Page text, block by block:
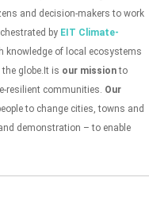
and decision-makers to work
by EIT Climate-
knowledge of local ecosystems
globe. It is our missionto
resilient communities. Our
to change cities, towns and
demonstration – to enable